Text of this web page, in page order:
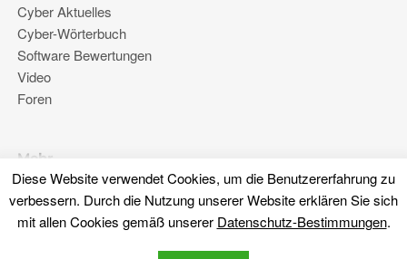
Diese Website verwendet Cookies, um die Benutzererfahrung zu
verbessern. Durch die Nutzung unserer Website erklären Sie sich
mit allen Cookies gemäß unserer Datenschutz-Bestimmungen.
Cyber ​​Aktuelles
Cyber-Wörterbuch
Software Bewertungen
Video
Foren
Mehr
Über uns
Datenschutz-Bestimmungen
Kontaktiere uns